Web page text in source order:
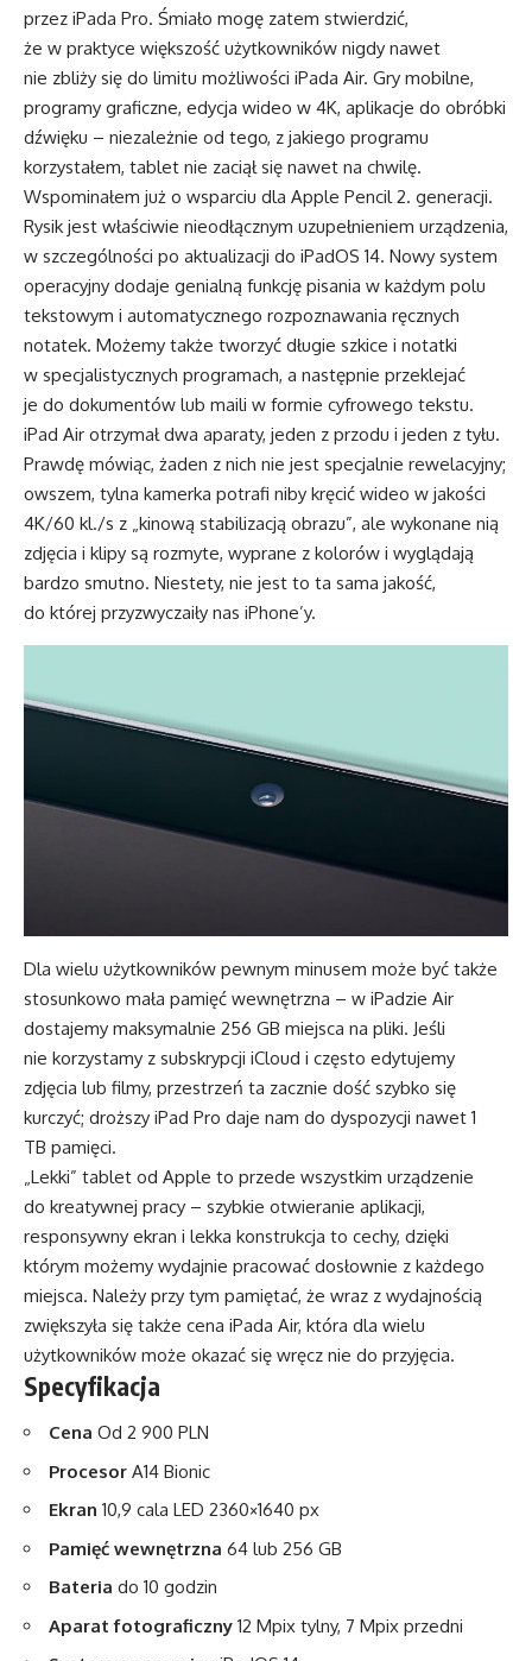
przez iPada Pro. Śmiało mogę zatem stwierdzić,
że w praktyce większość użytkowników nigdy nawet
nie zbliży się do limitu możliwości iPada Air. Gry mobilne,
programy graficzne, edycja wideo w 4K, aplikacje do obróbki
dźwięku – niezależnie od tego, z jakiego programu
korzystałem, tablet nie zaciął się nawet na chwilę.
Wspominałem już o wsparciu dla Apple Pencil 2. generacji.
Rysik jest właściwie nieodłącznym uzupełnieniem urządzenia,
w szczególności po aktualizacji do iPadOS 14. Nowy system
operacyjny dodaje genialną funkcję pisania w każdym polu
tekstowym i automatycznego rozpoznawania ręcznych
notatek. Możemy także tworzyć długie szkice i notatki
w specjalistycznych programach, a następnie przeklejać
je do dokumentów lub maili w formie cyfrowego tekstu.
iPad Air otrzymał dwa aparaty, jeden z przodu i jeden z tyłu.
Prawdę mówiąc, żaden z nich nie jest specjalnie rewelacyjny;
owszem, tylna kamerka potrafi niby kręcić wideo w jakości
4K/60 kl./s z „kinową stabilizacją obrazu”, ale wykonane nią
zdjęcia i klipy są rozmyte, wyprane z kolorów i wyglądają
bardzo smutno. Niestety, nie jest to ta sama jakość,
do której przyzwyczaiły nas iPhone’y.
Dla wielu użytkowników pewnym minusem może być także
stosunkowo mała pamięć wewnętrzna – w iPadzie Air
dostajemy maksymalnie 256 GB miejsca na pliki. Jeśli
nie korzystamy z subskrypcji iCloud i często edytujemy
zdjęcia lub filmy, przestrzeń ta zacznie dość szybko się
kurczyć; droższy iPad Pro daje nam do dyspozycji nawet 1
TB pamięci.
„Lekki” tablet od Apple to przede wszystkim urządzenie
do kreatywnej pracy – szybkie otwieranie aplikacji,
responsywny ekran i lekka konstrukcja to cechy, dzięki
którym możemy wydajnie pracować dosłownie z każdego
miejsca. Należy przy tym pamiętać, że wraz z wydajnością
zwiększyła się także cena iPada Air, która dla wielu
użytkowników może okazać się wręcz nie do przyjęcia.
Specyfikacja
Cena Od 2 900 PLN
Procesor A14 Bionic
Ekran 10,9 cala LED 2360×1640 px
Pamięć wewnętrzna 64 lub 256 GB
Bateria do 10 godzin
Aparat fotograficzny 12 Mpix tylny, 7 Mpix przedni